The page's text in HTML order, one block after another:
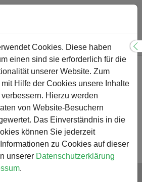
Förderverein Satzung
Cookies. Diese haben
einen sind sie erforderlich für die
unserer Website. Zum
Hilfe der Cookies unsere Inhalte
Hierzu werden
von Website-Besuchern
Das Einverständnis in die
können Sie jederzeit
zu Cookies auf dieser
unserer Datenschutzerklärung
.